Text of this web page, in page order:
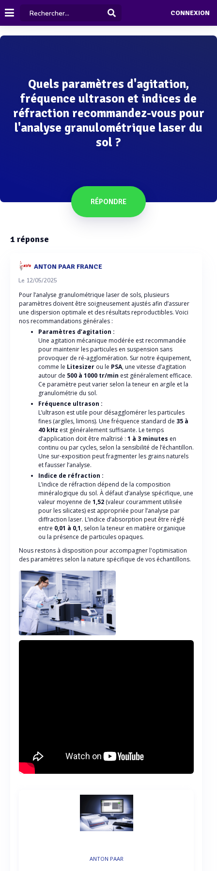
CONNEXION
Quels paramètres d'agitation,
fréquence ultrason et indices de
réfraction recommandez-vous pour
l'analyse granulométrique laser du
sol ?
RÉPONDRE
1 réponse
ANTON PAAR FRANCE
Le 12/05/2025
Pour l’analyse granulométrique laser de sols, plusieurs
paramètres doivent être soigneusement ajustés afin d’assurer
une dispersion optimale et des résultats reproductibles. Voici
nos recommandations générales :
Paramètres d’agitation :
Une agitation mécanique modérée est recommandée
pour maintenir les particules en suspension sans
provoquer de ré-agglomération. Sur notre équipement,
comme le Litesizer ou le PSA, une vitesse d’agitation
autour de 500 à 1000 tr/min est généralement efficace.
Ce paramètre peut varier selon la teneur en argile et la
granulométrie du sol.
Fréquence ultrason :
L’ultrason est utile pour désagglomérer les particules
fines (argiles, limons). Une fréquence standard de 35 à
40 kHz est généralement suffisante. Le temps
d’application doit être maîtrisé : 1 à 3 minutes en
continu ou par cycles, selon la sensibilité de l’échantillon.
Une sur-exposition peut fragmenter les grains naturels
et fausser l’analyse.
Indice de réfraction :
L’indice de réfraction dépend de la composition
minéralogique du sol. À défaut d’analyse spécifique, une
valeur moyenne de 1,52 (valeur couramment utilisée
pour les silicates) est appropriée pour l’analyse par
diffraction laser. L’indice d’absorption peut être réglé
entre 0,01 à 0,1, selon la teneur en matière organique
ou la présence de particules opaques.
Nous restons à disposition pour accompagner l'optimisation
des paramètres selon la nature spécifique de vos échantillons.
ANTON PAAR